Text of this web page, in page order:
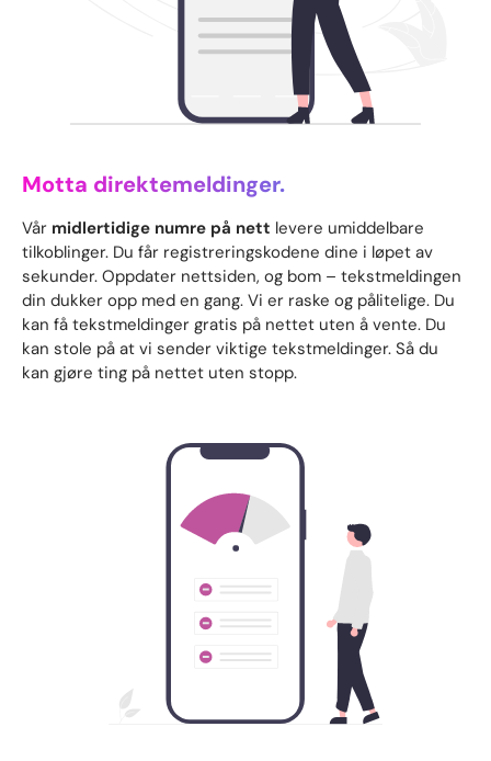
Motta direktemeldinger.
Vår midlertidige numre på nett levere umiddelbare
tilkoblinger. Du får registreringskodene dine i løpet av
sekunder. Oppdater nettsiden, og bom – tekstmeldingen
din dukker opp med en gang. Vi er raske og pålitelige. Du
kan få tekstmeldinger gratis på nettet uten å vente. Du
kan stole på at vi sender viktige tekstmeldinger. Så du
kan gjøre ting på nettet uten stopp.